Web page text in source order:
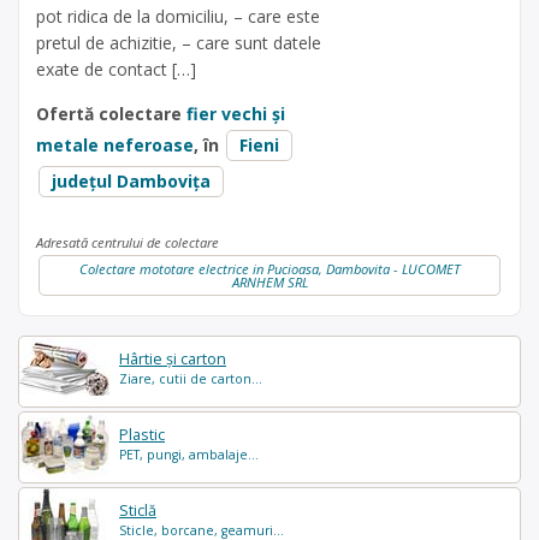
Hârtie și carton
Ziare, cutii de carton...
Plastic
PET, pungi, ambalaje...
Sticlă
Sticle, borcane, geamuri...
pot ridica de la domiciliu, – care este
pretul de achizitie, – care sunt datele
exate de contact […]
Ofertă colectare fier vechi și
metale neferoase, în
Fieni
județul Dambovița
Adresată centrului de colectare
Colectare mototare electrice in Pucioasa, Dambovita - LUCOMET
ARNHEM SRL